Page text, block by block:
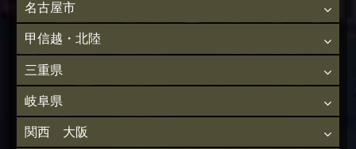
名古屋市
甲信越・北陸
三重県
岐阜県
関西 大阪